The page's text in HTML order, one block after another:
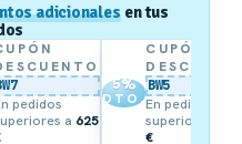
adicionales en tus
pedidos
a 625
5%
DTO.
CUPÓN
BW5
En pedidos
superiores a
€